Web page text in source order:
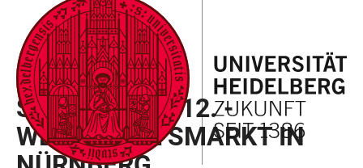
LINKS
ZUR
BARRIEREFREIHEIT
ZUM
HAUPTINHALT
HAUPTNAVIGATION
ÖFFNEN
WEBSEITENSUCHE
ÖFFNEN
EXKURSIONSPROGRAMM
SONNTAG 07.12. -
WEIHNACHTSMARKT IN